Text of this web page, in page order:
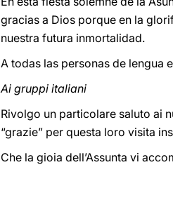
gracias a Dios porque en la
nuestra futura inmortalidad.
A todas las personas de lengua
Ai gruppi italiani
Rivolgo un particolare saluto ai
“grazie” per questa loro visita
Che la gioia dell’Assunta vi